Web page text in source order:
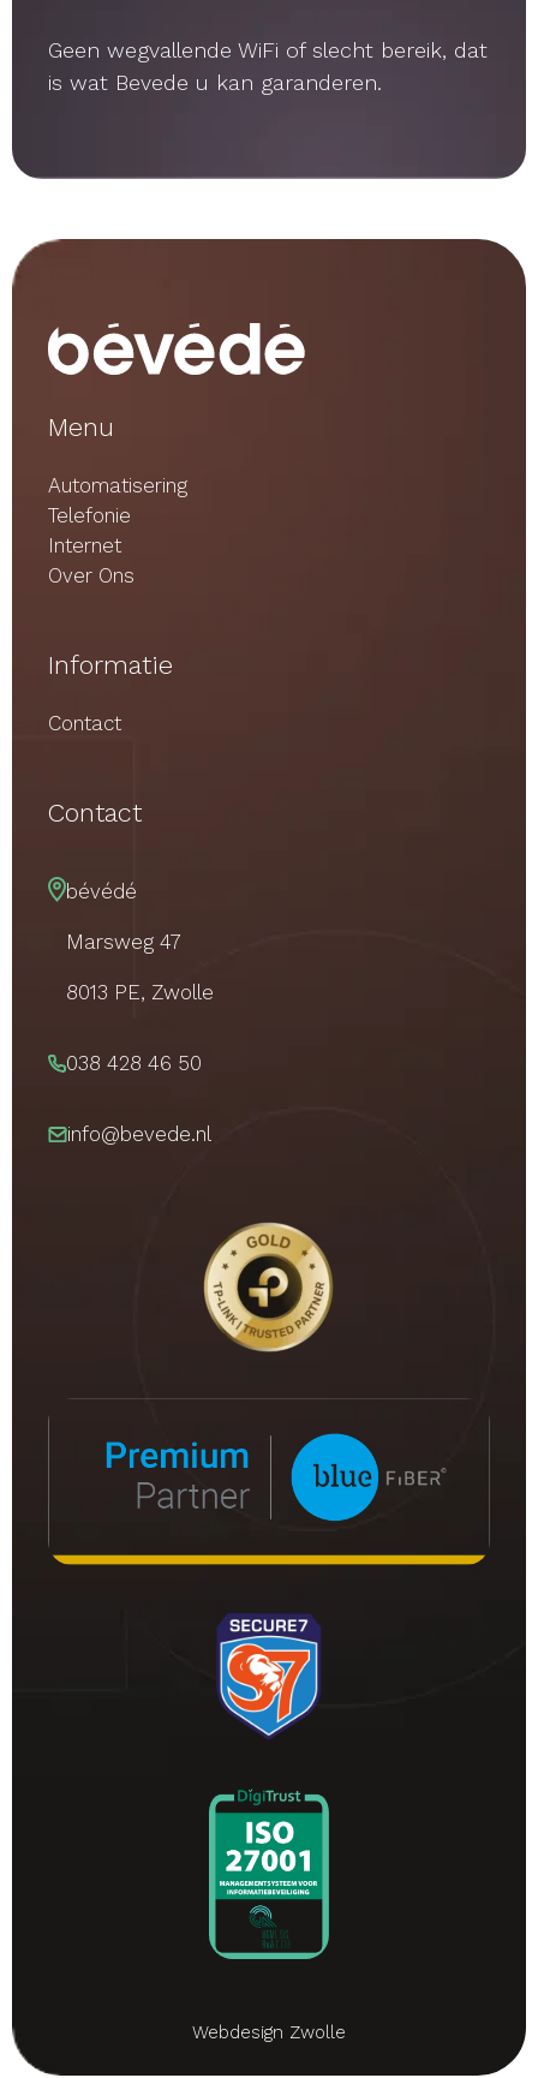
Geen wegvallende WiFi of slecht bereik, dat
is wat Bevede u kan garanderen.
Menu
Automatisering
Telefonie
Internet
Over Ons
Informatie
Contact
Contact
bévédé
Marsweg 47
8013 PE, Zwolle
038 428 46 50
info@bevede.nl
Webdesign Zwolle